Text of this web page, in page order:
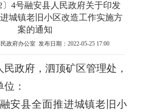
〕4号融安县人民政府关于印发
城镇老旧小区改造工作实施方
案的通知
政府办公室 发布日期：2022-05-25 17:00
政府，泗顶矿区管理处，
：
安县全面推进城镇老旧小